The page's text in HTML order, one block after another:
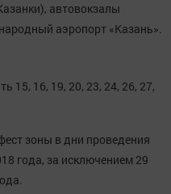
автовокзалы
аэропорт «Казань».
15, 16, 19, 20, 23, 24, 26, 27,
зоны в дни проведения
года, за исключением 29